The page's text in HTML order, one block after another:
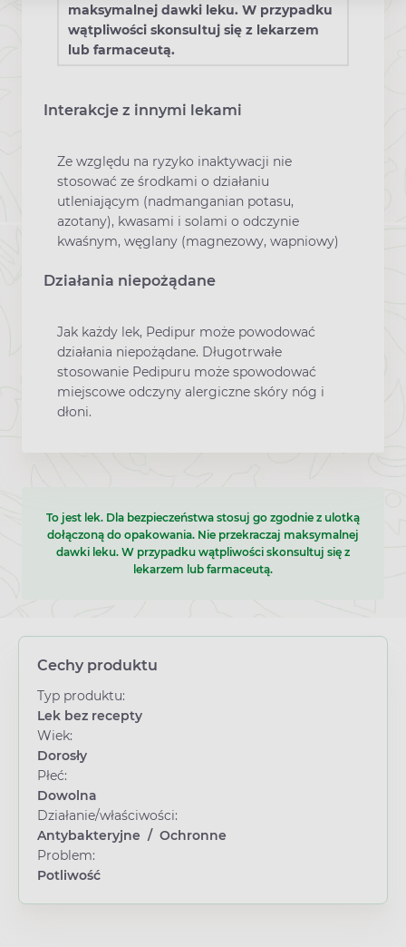
maksymalnej dawki leku. W przypadku
wątpliwości skonsultuj się z lekarzem
lub farmaceutą.
Interakcje z innymi lekami
Ze względu na ryzyko inaktywacji nie
stosować ze środkami o działaniu
utleniającym (nadmanganian potasu,
azotany), kwasami i solami o odczynie
kwaśnym, węglany (magnezowy, wapniowy)
Działania niepożądane
Jak każdy lek, Pedipur może powodować
działania niepożądane. Długotrwałe
stosowanie Pedipuru może spowodować
miejscowe odczyny alergiczne skóry nóg i
dłoni.
To jest lek. Dla bezpieczeństwa stosuj go zgodnie z ulotką
dołączoną do opakowania. Nie przekraczaj maksymalnej
dawki leku. W przypadku wątpliwości skonsultuj się z
lekarzem lub farmaceutą.
Cechy produktu
Typ produktu:
Lek bez recepty
Wiek:
Dorosły
Płeć:
Dowolna
Działanie/właściwości:
Antybakteryjne / Ochronne
Problem:
Potliwość